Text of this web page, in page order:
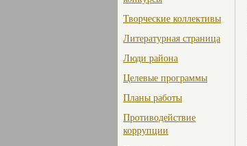
Творческие коллективы
Литературная страница
Люди района
Целевые программы
Планы работы
Противодействие
коррупции